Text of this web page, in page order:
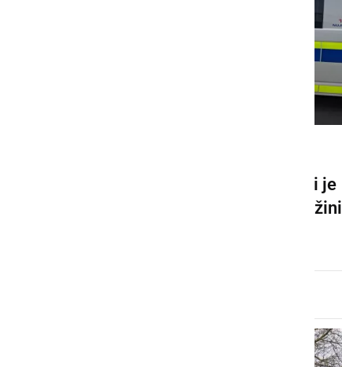
S puško grozil 57-letnik, ki je
osumljen tudi nasilja v družini